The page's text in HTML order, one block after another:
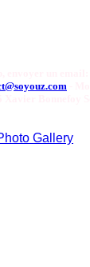
Gallery